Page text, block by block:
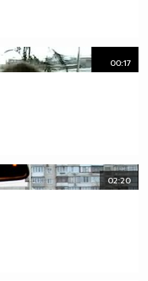
00:17
02:20